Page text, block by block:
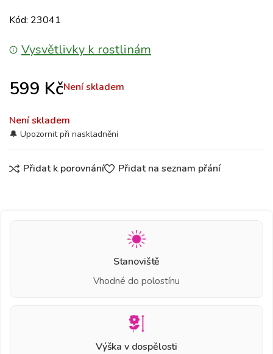
Kód: 23041
Vysvětlivky k rostlinám
599 KčNení skladem
Není skladem
Přidat k porovnání Přidat na seznam přání
Stanoviště
Vhodné do polostínu
Výška v dospělosti